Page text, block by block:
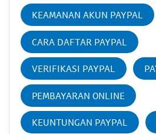
KEAMANAN AKUN PAYPAL
CARA DAFTAR PAYPAL
VERIFIKASI PAYPAL
PEMBAYARAN ONLINE
KEUNTUNGAN PAYPAL